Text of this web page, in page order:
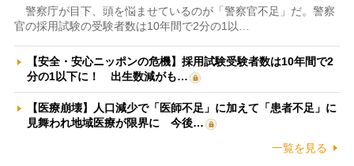
警察庁が目下、頭を悩ませているのが「警察官不足」だ。警察
官の採用試験の受験者数は10年間で2分の1以…
【安全・安心ニッポンの危機】採用試験受験者数は10年間で2
分の1以下に！ 出生数減がも…
【医療崩壊】人口減少で「医師不足」に加えて「患者不足」に
見舞われ地域医療が限界に 今後…
一覧を見る